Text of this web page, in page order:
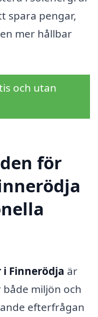
spara pengar,
mer hållbar
och utan
för
Finnerödja är
miljön och
efterfrågan